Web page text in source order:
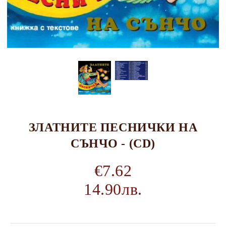
ЗЛАТНИТЕ ПЕСНИЧКИ НА
СЪНЧО - (CD)
€7.62
14.90лв.